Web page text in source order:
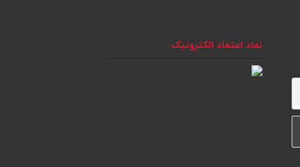
نماد اعتماد الکترونیک